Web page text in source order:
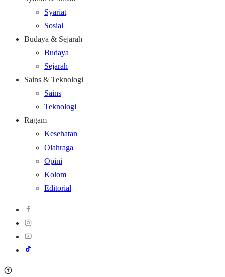
Syariat
Sosial
Budaya & Sejarah
Budaya
Sejarah
Sains & Teknologi
Sains
Teknologi
Ragam
Kesehatan
Olahraga
Opini
Kolom
Editorial